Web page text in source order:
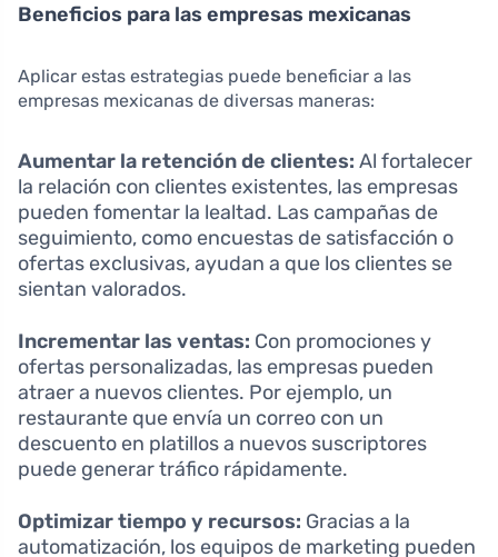
Beneficios para las empresas mexicanas
Aplicar estas estrategias puede beneficiar a las
empresas mexicanas de diversas maneras:
Aumentar la retención de clientes: Al fortalecer
la relación con clientes existentes, las empresas
pueden fomentar la lealtad. Las campañas de
seguimiento, como encuestas de satisfacción o
ofertas exclusivas, ayudan a que los clientes se
sientan valorados.
Incrementar las ventas: Con promociones y
ofertas personalizadas, las empresas pueden
atraer a nuevos clientes. Por ejemplo, un
restaurante que envía un correo con un
descuento en platillos a nuevos suscriptores
puede generar tráfico rápidamente.
Optimizar tiempo y recursos: Gracias a la
automatización, los equipos de marketing pueden